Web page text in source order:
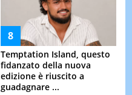
Temptation Island, questo
fidanzato della nuova
edizione è riuscito a
guadagnare ...